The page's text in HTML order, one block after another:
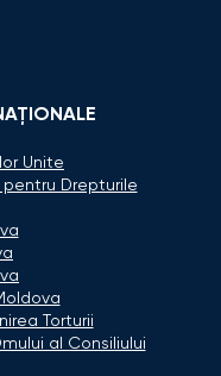
Unite
pentru Drepturile
Torturii
al Consiliului